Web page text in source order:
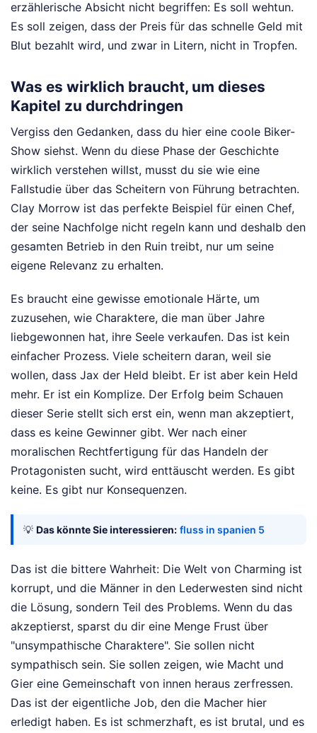
erzählerische Absicht nicht begriffen: Es soll wehtun.
Es soll zeigen, dass der Preis für das schnelle Geld mit
Blut bezahlt wird, und zwar in Litern, nicht in Tropfen.
Was es wirklich braucht, um dieses
Kapitel zu durchdringen
Vergiss den Gedanken, dass du hier eine coole Biker-
Show siehst. Wenn du diese Phase der Geschichte
wirklich verstehen willst, musst du sie wie eine
Fallstudie über das Scheitern von Führung betrachten.
Clay Morrow ist das perfekte Beispiel für einen Chef,
der seine Nachfolge nicht regeln kann und deshalb den
gesamten Betrieb in den Ruin treibt, nur um seine
eigene Relevanz zu erhalten.
Es braucht eine gewisse emotionale Härte, um
zuzusehen, wie Charaktere, die man über Jahre
liebgewonnen hat, ihre Seele verkaufen. Das ist kein
einfacher Prozess. Viele scheitern daran, weil sie
wollen, dass Jax der Held bleibt. Er ist aber kein Held
mehr. Er ist ein Komplize. Der Erfolg beim Schauen
dieser Serie stellt sich erst ein, wenn man akzeptiert,
dass es keine Gewinner gibt. Wer nach einer
moralischen Rechtfertigung für das Handeln der
Protagonisten sucht, wird enttäuscht werden. Es gibt
keine. Es gibt nur Konsequenzen.
💡 Das könnte Sie interessieren: fluss in spanien 5
Das ist die bittere Wahrheit: Die Welt von Charming ist
korrupt, und die Männer in den Lederwesten sind nicht
die Lösung, sondern Teil des Problems. Wenn du das
akzeptierst, sparst du dir eine Menge Frust über
"unsympathische Charaktere". Sie sollen nicht
sympathisch sein. Sie sollen zeigen, wie Macht und
Gier eine Gemeinschaft von innen heraus zerfressen.
Das ist der eigentliche Job, den die Macher hier
erledigt haben. Es ist schmerzhaft, es ist brutal, und es